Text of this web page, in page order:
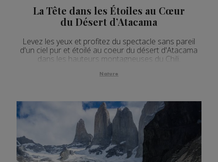
La Tête dans les Étoiles au Cœur
du Désert d’Atacama
Levez les yeux et profitez du spectacle sans pareil
d'un ciel pur et étoilé au coeur du désert d'Atacama
dans les hauteurs montagneuses du Chili.
Nature